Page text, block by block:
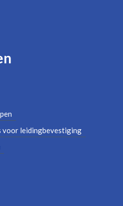
voor leidingbevestiging